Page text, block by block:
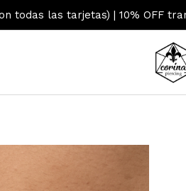
todas las tarjetas) | 10% OFF